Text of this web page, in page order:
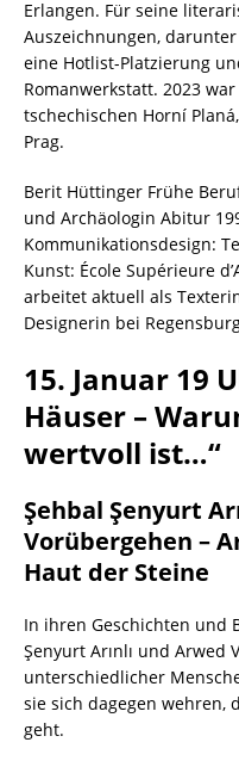
Erlangen. Für seine
Auszeichnungen,
eine Hotlist-Platzierung
Romanwerkstatt. 2023
tschechischen Horní
Prag.
Berit Hüttinger Frühe
und Archäologin Abitur
Kommunikationsdesign:
Kunst: École Supérieure
arbeitet aktuell als
Designerin bei
15. Januar 19
Häuser –
wertvoll ist…“
Şehbal Şenyurt
Vorübergehen –
Haut der Steine
In ihren Geschichten und
Şenyurt Arınlı und Arwed
unterschiedlicher
sie sich dagegen wehren,
geht.